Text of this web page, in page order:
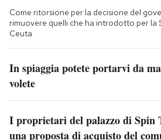
Come ritorsione per la decisione del
rimuovere quelli che ha introdotto per la
Ceuta
In spiaggia potete portarvi da
volete
I proprietari del palazzo di Spin
una proposta di acquisto del